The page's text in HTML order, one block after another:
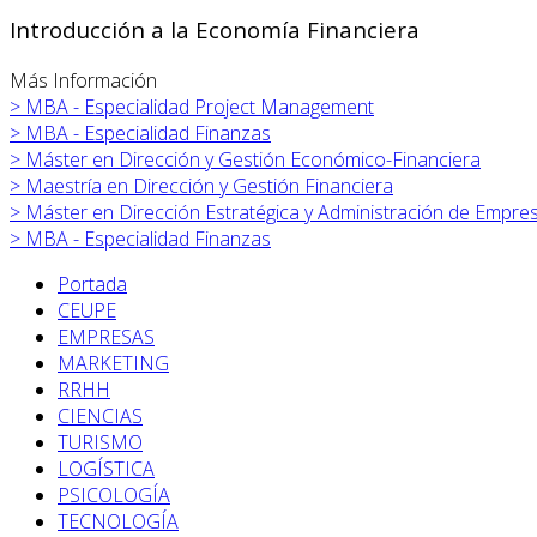
Introducción a la Economía Financiera
Más Información
> MBA - Especialidad Project Management
> MBA - Especialidad Finanzas
> Máster en Dirección y Gestión Económico-Financiera
> Maestría en Dirección y Gestión Financiera
> Máster en Dirección Estratégica y Administración de
> MBA - Especialidad Finanzas
Portada
CEUPE
EMPRESAS
MARKETING
RRHH
CIENCIAS
TURISMO
LOGÍSTICA
PSICOLOGÍA
TECNOLOGÍA